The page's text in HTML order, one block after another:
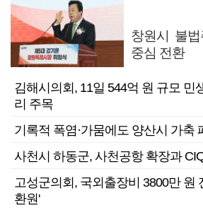
창원시 불
중심 전환
김해시의회, 11일 544억 원 규모 민
리 주목
기록적 폭염·가뭄에도 양산시 가축
사천시 하동군, 사천공항 확장과
고성군의회, 국외출장비 3800만 원
환원'